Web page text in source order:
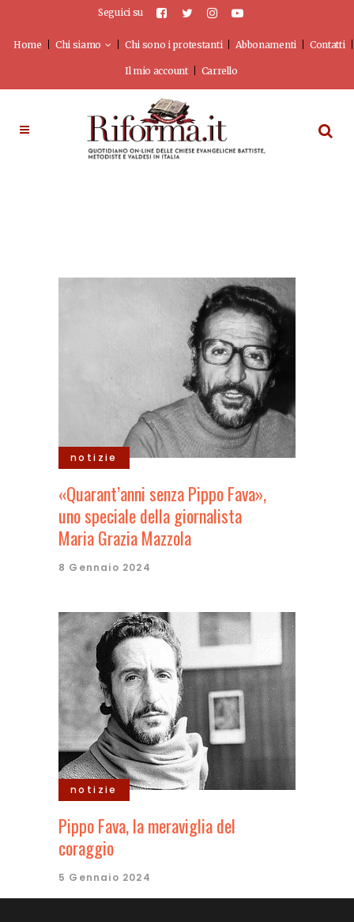
Seguici su
Home Chi siamo Chi sono i protestanti Abbonamenti Contatti
Il mio account Carrello
notizie
«Quarant’anni senza Pippo Fava»,
uno speciale della giornalista
Maria Grazia Mazzola
8 Gennaio 2024
notizie
Pippo Fava, la meraviglia del
coraggio
5 Gennaio 2024